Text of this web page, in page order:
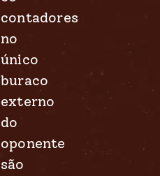
contadores
no
único
buraco
externo
do
oponente
são